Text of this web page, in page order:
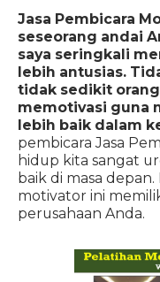
Jasa Pembicara
seseorang andai
saya seringkali
lebih antusias.
tidak sedikit
memotivasi guna
lebih baik dalam
pembicara Jasa
hidup kita sangat
baik di masa
motivator ini
perusahaan Anda.